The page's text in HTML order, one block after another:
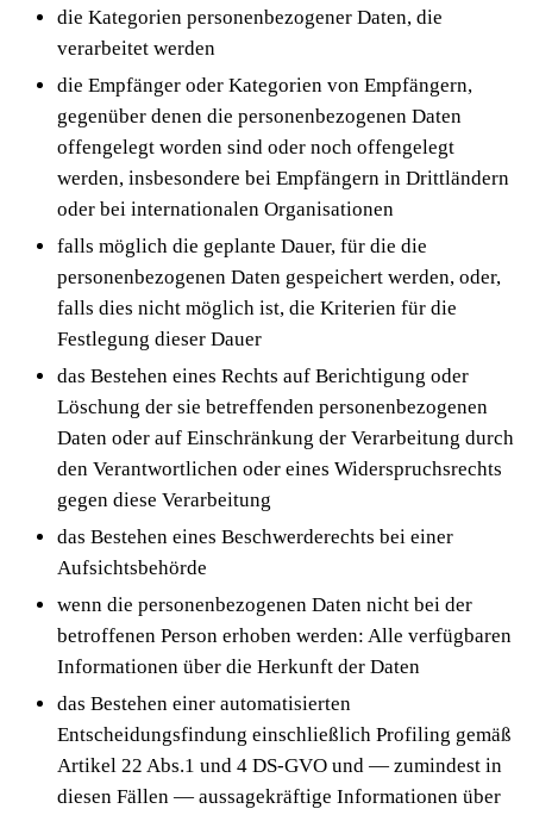
die Kategorien personenbezogener Daten, die
verarbeitet werden
die Empfänger oder Kategorien von Empfängern,
gegenüber denen die personenbezogenen Daten
offengelegt worden sind oder noch offengelegt
werden, insbesondere bei Empfängern in Drittländern
oder bei internationalen Organisationen
falls möglich die geplante Dauer, für die die
personenbezogenen Daten gespeichert werden, oder,
falls dies nicht möglich ist, die Kriterien für die
Festlegung dieser Dauer
das Bestehen eines Rechts auf Berichtigung oder
Löschung der sie betreffenden personenbezogenen
Daten oder auf Einschränkung der Verarbeitung durch
den Verantwortlichen oder eines Widerspruchsrechts
gegen diese Verarbeitung
das Bestehen eines Beschwerderechts bei einer
Aufsichtsbehörde
wenn die personenbezogenen Daten nicht bei der
betroffenen Person erhoben werden: Alle verfügbaren
Informationen über die Herkunft der Daten
das Bestehen einer automatisierten
Entscheidungsfindung einschließlich Profiling gemäß
Artikel 22 Abs.1 und 4 DS-GVO und — zumindest in
diesen Fällen — aussagekräftige Informationen über